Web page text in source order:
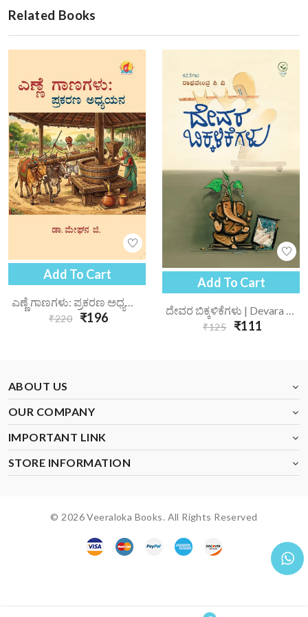
Related Books
Add To Cart
ಎಣ್ಣೆ ಗಾಣಗಳು: ಪ್ರಕರಣ ಅಧ್ಯಯನ | Enne Gaanagalu Prakarana Adhyayana
₹220 ₹196
Add To Cart
₹125 ₹111
ABOUT US
OUR COMPANY
IMPORTANT LINK
STORE INFORMATION
© 2026 Veeraloka Books. All Rights Reserved